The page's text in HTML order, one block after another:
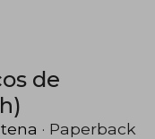
de
· Paperback